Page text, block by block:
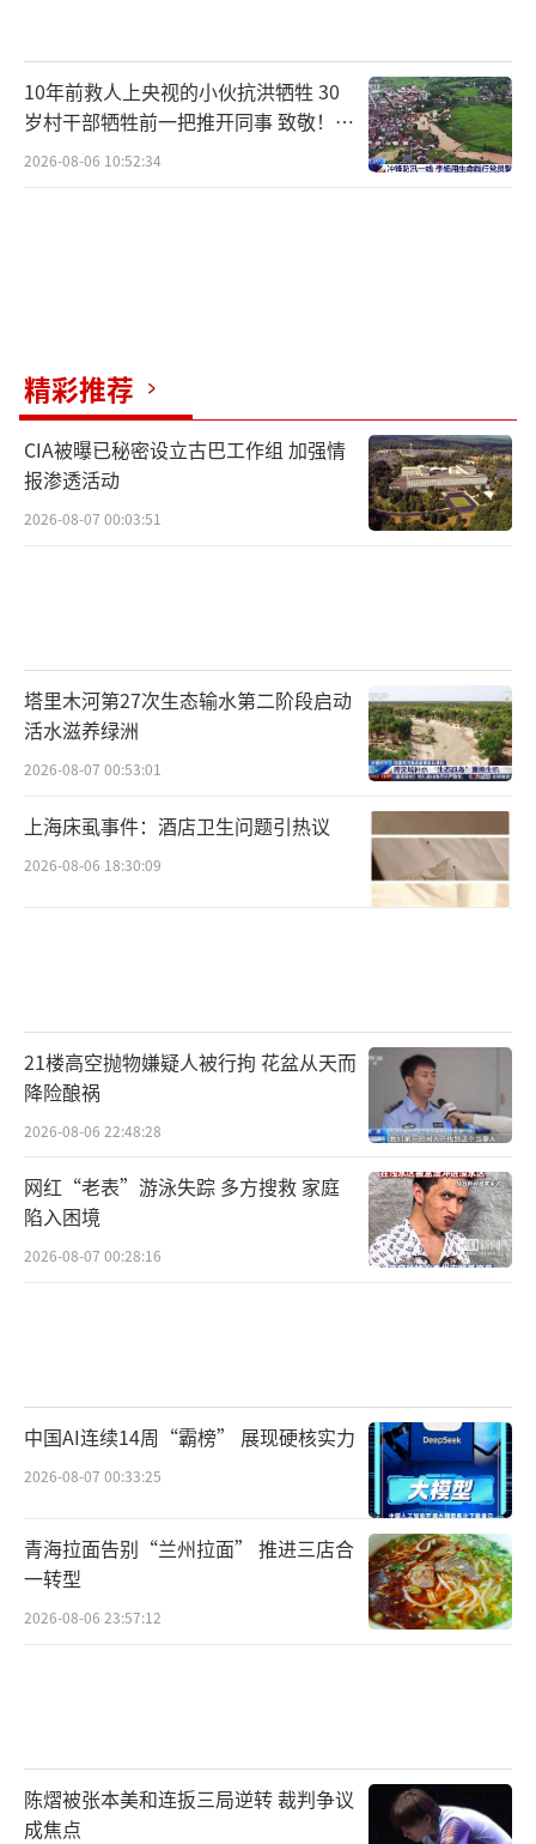
10年前救人上央视的小伙抗洪牺牲 30
岁村干部牺牲前一把推开同事 致敬！送
别！
2026-08-06 10:52:34
精彩推荐
CIA被曝已秘密设立古巴工作组 加强情
报渗透活动
2026-08-07 00:03:51
塔里木河第27次生态输水第二阶段启动
活水滋养绿洲
2026-08-07 00:53:01
上海床虱事件：酒店卫生问题引热议
2026-08-06 18:30:09
21楼高空抛物嫌疑人被行拘 花盆从天而
降险酿祸
2026-08-06 22:48:28
网红“老表”游泳失踪 多方搜救 家庭
陷入困境
2026-08-07 00:28:16
中国AI连续14周“霸榜” 展现硬核实力
2026-08-07 00:33:25
青海拉面告别“兰州拉面” 推进三店合
一转型
2026-08-06 23:57:12
陈熠被张本美和连扳三局逆转 裁判争议
成焦点